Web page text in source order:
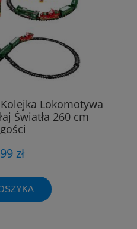
Lokomotywa
Światła 260 cm
zł